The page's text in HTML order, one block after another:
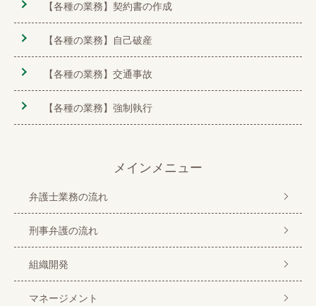
【各種の業務】契約書の作成
【各種の業務】自己破産
【各種の業務】交通事故
【各種の業務】強制執行
メインメニュー
弁護士業務の流れ
刑事弁護の流れ
組織開発
マネージメント